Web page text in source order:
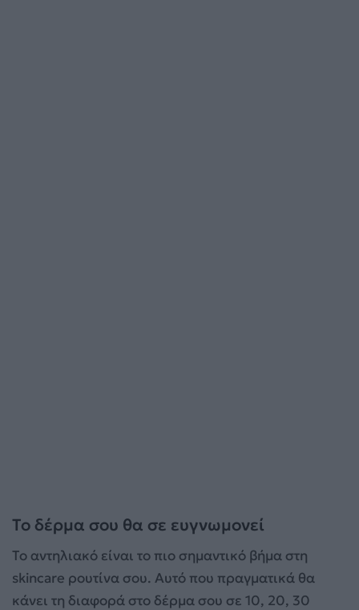
Το δέρμα σου θα σε ευγνωμονεί
Το αντηλιακό είναι το πιο σημαντικό βήμα στη
skincare ρουτίνα σου. Αυτό που πραγματικά θα
κάνει τη διαφορά στο δέρμα σου σε 10, 20, 30